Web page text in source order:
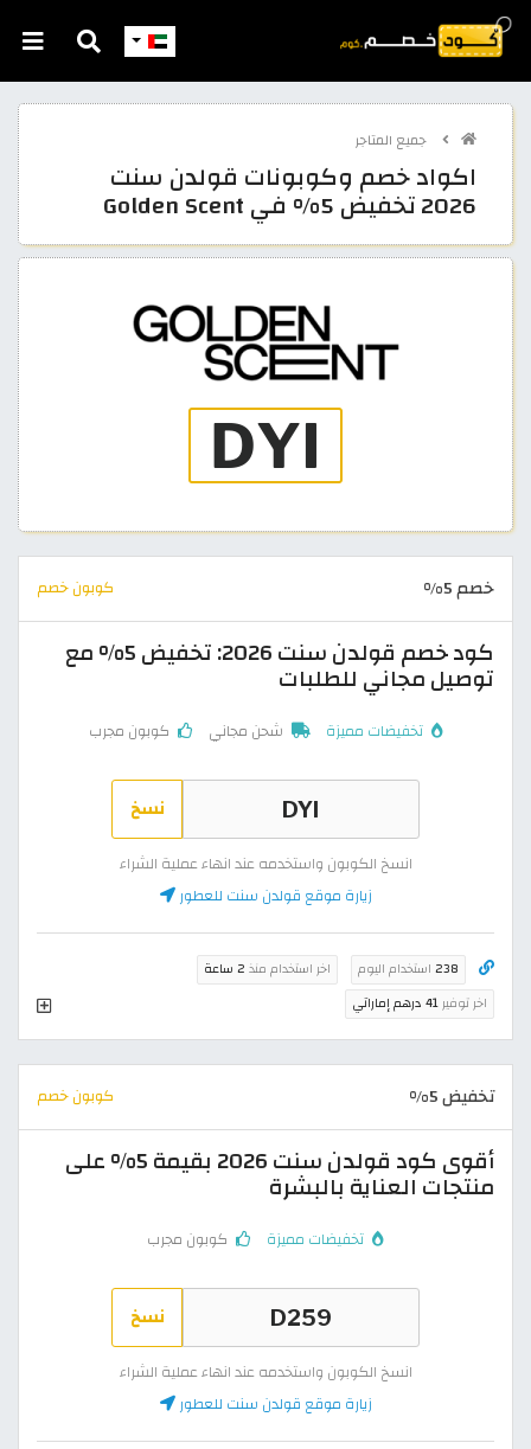
جميع المتاجر
اكواد خصم وكوبونات قولدن سنت
2026 تخفيض 5% في Golden Scent
خصم 5% كوبون خصم
كود خصم قولدن سنت 2026: تخفيض 5% مع
توصيل مجاني للطلبات
تخفيضات مميزة شحن مجاني كوبون مجرب
نسخ
انسخ الكوبون واستخدمه عند انهاء عملية الشراء
زيارة موقع قولدن سنت للعطور
238 استخدام اليوم اخر استخدام منذ 2 ساعة
اخر توفير41 درهم إماراتي
تخفيض 5% كوبون خصم
أقوى كود قولدن سنت 2026 بقيمة 5% على
منتجات العناية بالبشرة
تخفيضات مميزة كوبون مجرب
نسخ
انسخ الكوبون واستخدمه عند انهاء عملية الشراء
زيارة موقع قولدن سنت للعطور